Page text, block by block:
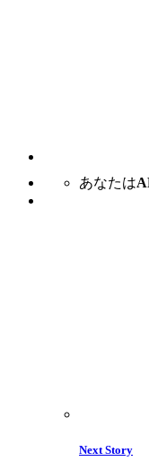
あなたは
Next Story